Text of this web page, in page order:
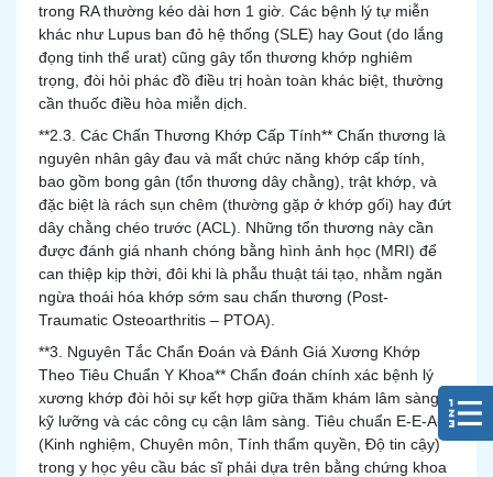
trong RA thường kéo dài hơn 1 giờ. Các bệnh lý tự miễn
khác như Lupus ban đỏ hệ thống (SLE) hay Gout (do lắng
đọng tinh thể urat) cũng gây tổn thương khớp nghiêm
trọng, đòi hỏi phác đồ điều trị hoàn toàn khác biệt, thường
cần thuốc điều hòa miễn dịch.
**2.3. Các Chấn Thương Khớp Cấp Tính** Chấn thương là
nguyên nhân gây đau và mất chức năng khớp cấp tính,
bao gồm bong gân (tổn thương dây chằng), trật khớp, và
đặc biệt là rách sụn chêm (thường gặp ở khớp gối) hay đứt
dây chằng chéo trước (ACL). Những tổn thương này cần
được đánh giá nhanh chóng bằng hình ảnh học (MRI) để
can thiệp kịp thời, đôi khi là phẫu thuật tái tạo, nhằm ngăn
ngừa thoái hóa khớp sớm sau chấn thương (Post-
Traumatic Osteoarthritis – PTOA).
**3. Nguyên Tắc Chẩn Đoán và Đánh Giá Xương Khớp
Theo Tiêu Chuẩn Y Khoa** Chẩn đoán chính xác bệnh lý
xương khớp đòi hỏi sự kết hợp giữa thăm khám lâm sàng
kỹ lưỡng và các công cụ cận lâm sàng. Tiêu chuẩn E-E-A-T
(Kinh nghiệm, Chuyên môn, Tính thẩm quyền, Độ tin cậy)
trong y học yêu cầu bác sĩ phải dựa trên bằng chứng khoa